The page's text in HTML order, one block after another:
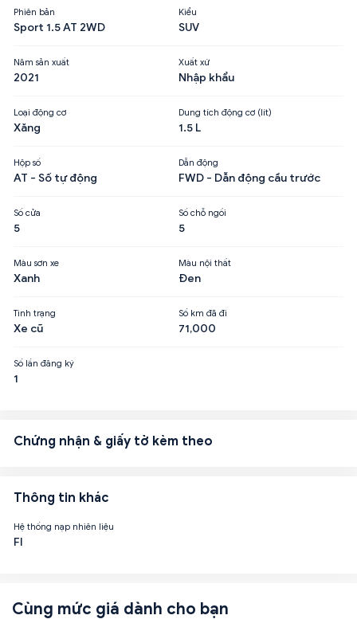
Phiên bản
Sport 1.5 AT 2WD
Kiểu
SUV
Năm sản xuất
2021
Xuất xứ
Nhập khẩu
Loại động cơ
Xăng
Dung tích động cơ (lít)
1.5 L
Hộp số
AT - Số tự động
Dẫn động
FWD - Dẫn động cầu trước
Số cửa
5
Số chỗ ngồi
5
Màu sơn xe
Xanh
Màu nội thất
Đen
Tình trạng
Xe cũ
Số km đã đi
71,000
Số lần đăng ký
1
Chứng nhận & giấy tờ kèm theo
Thông tin khác
Hệ thống nạp nhiên liệu
FI
Cùng mức giá dành cho bạn